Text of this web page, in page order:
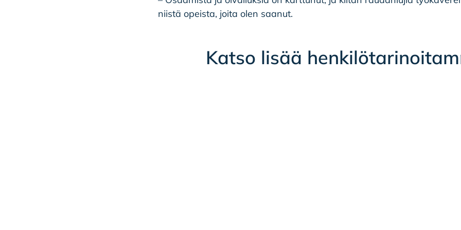
niistä opeista, joita olen saanut.
Katso lisää